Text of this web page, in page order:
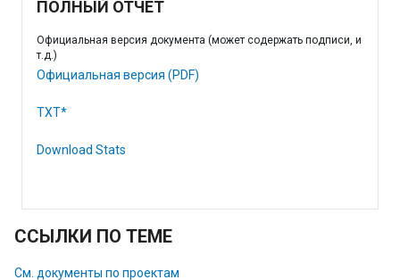
ПОЛНЫЙ ОТЧЕТ
Официальная версия документа (может содержать подписи, и
т.д.)
Официальная версия (PDF)
TXT*
Download Stats
ССЫЛКИ ПО ТЕМЕ
См. документы по проектам